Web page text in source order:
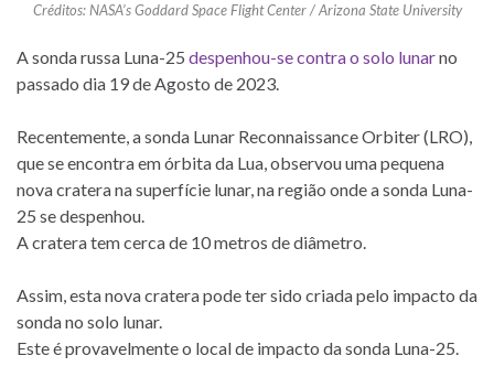
Créditos: NASA’s Goddard Space Flight Center / Arizona State University
A sonda russa Luna-25 despenhou-se contra o solo lunarno
passado dia 19 de Agosto de 2023.
Recentemente, a sonda Lunar Reconnaissance Orbiter (LRO),
que se encontra em órbita da Lua, observou uma pequena
nova cratera na superfície lunar, na região onde a sonda Luna-
25 se despenhou.
A cratera tem cerca de 10 metros de diâmetro.
Assim, esta nova cratera pode ter sido criada pelo impacto da
sonda no solo lunar.
Este é provavelmente o local de impacto da sonda Luna-25.